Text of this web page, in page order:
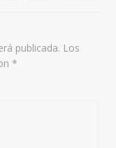
publicada. Los
*